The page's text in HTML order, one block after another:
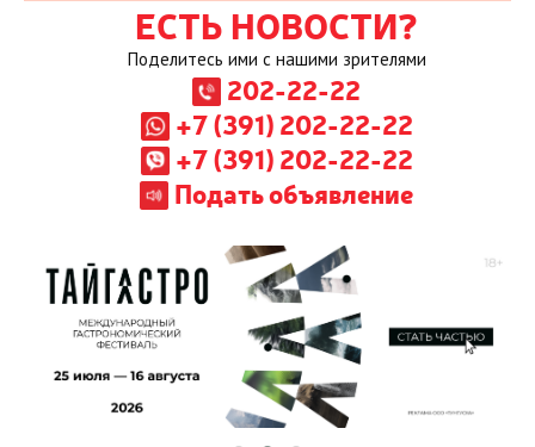
ЕСТЬ НОВОСТИ?
Поделитесь ими с нашими зрителями
202-22-22
+7 (391) 202-22-22
+7 (391) 202-22-22
Подать объявление